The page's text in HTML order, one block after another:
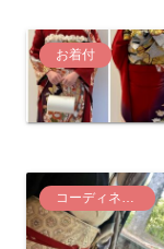
お着付
コーディネート